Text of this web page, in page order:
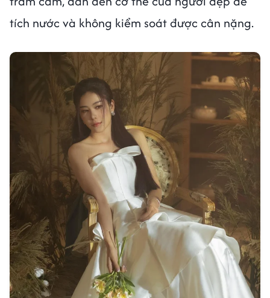
tích nước và không kiểm soát được cân nặng.